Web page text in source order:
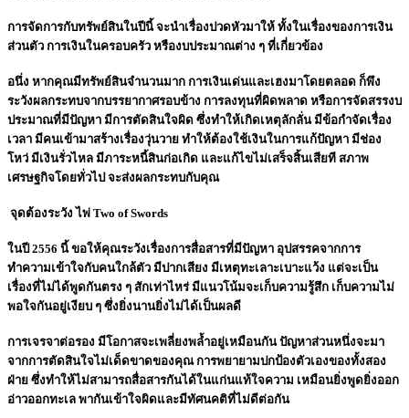
การจัดการกับทรัพย์สินในปีนี้ จะนำเรื่องปวดหัวมาให้ ทั้งในเรื่องของการเงิน
ส่วนตัว การเงินในครอบครัว หรืองบประมาณต่าง ๆ ที่เกี่ยวข้อง
อนึ่ง หากคุณมีทรัพย์สินจำนวนมาก การเงินเด่นและเฮงมาโดยตลอด ก็พึง
ระวังผลกระทบจากบรรยากาศรอบข้าง การลงทุนที่ผิดพลาด หรือการจัดสรรงบ
ประมาณที่มีปัญหา มีการตัดสินใจผิด ซึ่งทำให้เกิดเหตุลักลั่น มีข้อกำจัดเรื่อง
เวลา มีคนเข้ามาสร้างเรื่องวุ่นวาย ทำให้ต้องใช้เงินในการแก้ปัญหา มีช่อง
โหว่ มีเงินรั่วไหล มีภาระหนี้สินก่อเกิด และแก้ไขไม่เสร็จสิ้นเสียที สภาพ
เศรษฐกิจโดยทั่วไป จะส่งผลกระทบกับคุณ
จุดต้องระวัง ไพ่ Two of Swords
ในปี 2556 นี้ ขอให้คุณระวังเรื่องการสื่อสารที่มีปัญหา อุปสรรคจากการ
ทำความเข้าใจกับคนใกล้ตัว มีปากเสียง มีเหตุทะเลาะเบาะแว้ง แต่จะเป็น
เรื่องที่ไม่ได้พูดกันตรง ๆ สักเท่าไหร่ มีแนวโน้มจะเก็บความรู้สึก เก็บความไม่
พอใจกันอยู่เงียบ ๆ ซึ่งยิ่งนานยิ่งไม่ได้เป็นผลดี
การเจรจาต่อรอง มีโอกาสจะเพลี่ยงพล้ำอยู่เหมือนกัน ปัญหาส่วนหนึ่งจะมา
จากการตัดสินใจไม่เด็ดขาดของคุณ การพยายามปกป้องตัวเองของทั้งสอง
ฝ่าย ซึ่งทำให้ไม่สามารถสื่อสารกันได้ในแก่นแท้ใจความ เหมือนยิ่งพูดยิ่งออก
อ่าวออกทะเล พากันเข้าใจผิดและมีทัศนคติที่ไม่ดีต่อกัน